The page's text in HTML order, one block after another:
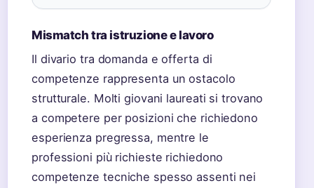
Mismatch tra istruzione e lavoro
Il divario tra domanda e offerta di
competenze rappresenta un ostacolo
strutturale. Molti giovani laureati si trovano
a competere per posizioni che richiedono
esperienza pregressa, mentre le
professioni più richieste richiedono
competenze tecniche spesso assenti nei